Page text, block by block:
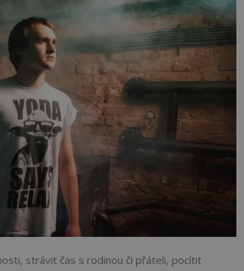
strávit čas s rodinou či přáteli, pocítit